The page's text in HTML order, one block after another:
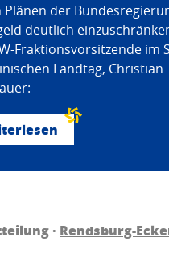
Plänen der
deutlich
Fraktionsvorsitzende im
Landtag, Christian
· Rendsburg-